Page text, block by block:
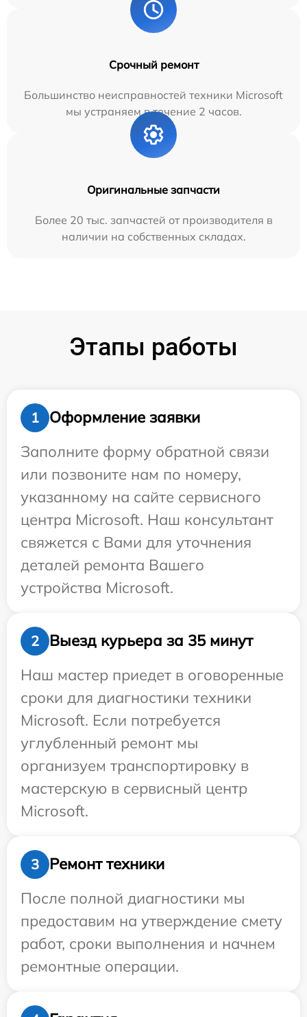
Срочный ремонт
Большинство неисправностей техники Microsoft
мы устраняем в течение 2 часов.
Оригинальные запчасти
Более 20 тыс. запчастей от производителя в
наличии на собственных складах.
Этапы работы
1
Оформление заявки
Заполните форму обратной связи
или позвоните нам по номеру,
указанному на сайте сервисного
центра Microsoft. Наш консультант
свяжется с Вами для уточнения
деталей ремонта Вашего
устройства Microsoft.
2
Выезд курьера за 35 минут
Наш мастер приедет в оговоренные
сроки для диагностики техники
Microsoft. Если потребуется
углубленный ремонт мы
организуем транспортировку в
мастерскую в сервисный центр
Microsoft.
3
Ремонт техники
После полной диагностики мы
предоставим на утверждение смету
работ, сроки выполнения и начнем
ремонтные операции.